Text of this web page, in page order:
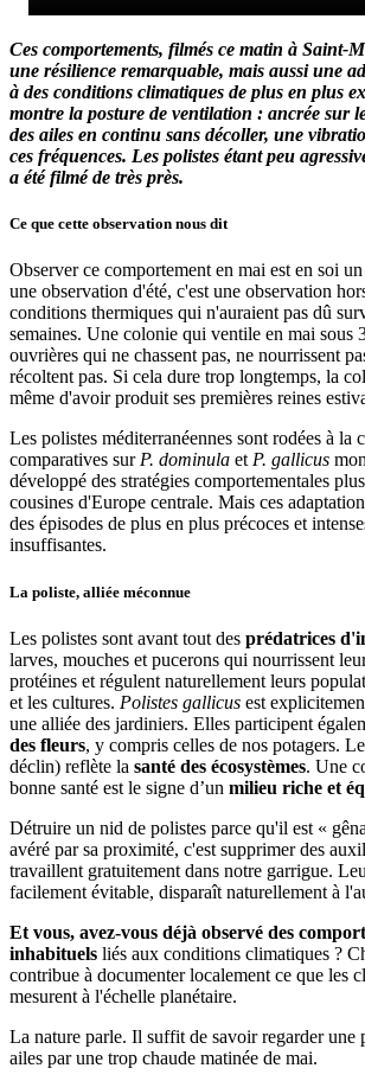
Ces comportements, filmés ce matin à Saint-
une résilience remarquable, mais aussi une
à des conditions climatiques de plus en plus
montre la posture de ventilation : ancrée sur
des ailes en continu sans décoller, une
ces fréquences. Les polistes étant peu
a été filmé de très près.
Ce que cette observation nous dit
Observer ce comportement en mai est en soi
une observation d'été, c'est une observation
conditions thermiques qui n'auraient pas dû
semaines. Une colonie qui ventile en mai sous
ouvrières qui ne chassent pas, ne nourrissent
récoltent pas. Si cela dure trop longtemps, la
même d'avoir produit ses premières reines
Les polistes méditerranéennes sont rodées à la
comparatives sur P. dominula et P. gallicus
développé des stratégies comportementales
cousines d'Europe centrale. Mais ces
des épisodes de plus en plus précoces et
insuffisantes.
La poliste, alliée méconnue
Les polistes sont avant tout des prédatrices
larves, mouches et pucerons qui nourrissent
protéines et régulent naturellement leurs
et les cultures. Polistes gallicus est
une alliée des jardiniers. Elles participent
des fleurs, y compris celles de nos potagers.
déclin) reflète la santé des écosystèmes. Une
bonne santé est le signe d’un milieu riche et
Détruire un nid de polistes parce qu'il est «
avéré par sa proximité, c'est supprimer des
travaillent gratuitement dans notre garrigue.
facilement évitable, disparaît naturellement à
Et vous, avez-vous déjà observé des
inhabituels liés aux conditions climatiques ?
contribue à documenter localement ce que les
mesurent à l'échelle planétaire.
La nature parle. Il suffit de savoir regarder une
ailes par une trop chaude matinée de mai.